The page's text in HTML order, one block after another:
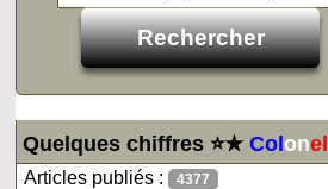
Quelques chiffres ⭐★Colonel
Articles publiés : 4377